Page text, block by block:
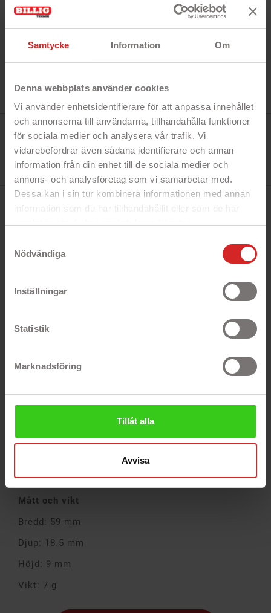
Samtycke Information Om
Denna webbplats använder cookies
Vi använder enhetsidentifierare för att anpassa innehållet
och annonserna till användarna, tillhandahålla funktioner
för sociala medier och analysera vår trafik. Vi
vidarebefordrar även sådana identifierare och annan
information från din enhet till de sociala medier och
annons- och analysföretag som vi samarbetar med.
Dessa kan i sin tur kombinera informationen med annan
information som du har tillhandahållit eller som de har
Nödvändiga
Inställningar
Statistik
Marknadsföring
Tillåt alla
Avvisa
Tillverkare:
Kingston
DT70/64GB
I lager
BESKRIVNING
Kingston USB-C-minne 64GB USB 3.2 Gen 1 DT70
med mycket snabba filöverföringar när den ansluts
Sedvanlig Kingston-kvalitet med hela fem års
Kingstons DataTraveler 70 är ett lättviktigt USB-C-
minne med USB 3.2 Gen 1-hastigheter som enkelt
USB-C-enheter som bärbara datorer, surfplattor
och smarta mobiler. Med en kapacitet på upp till
lagringskapacitet för dagligt bruk.
• Kapacitet: 64 GB
• 5-års garanti med kostnadsfri teknisk support
Mått och vikt
Bredd: 59 mm
Djup: 18.5 mm
Höjd: 9 mm
Vikt: 7 g